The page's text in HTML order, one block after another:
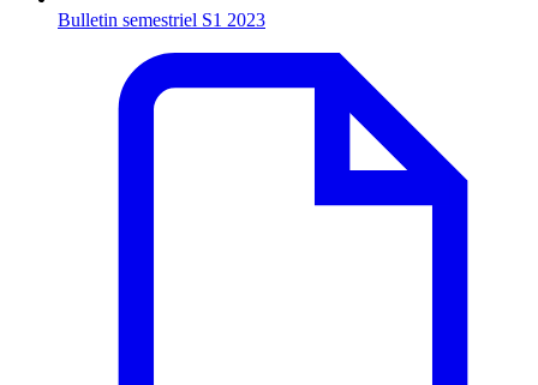
Bulletin semestriel S1 2023